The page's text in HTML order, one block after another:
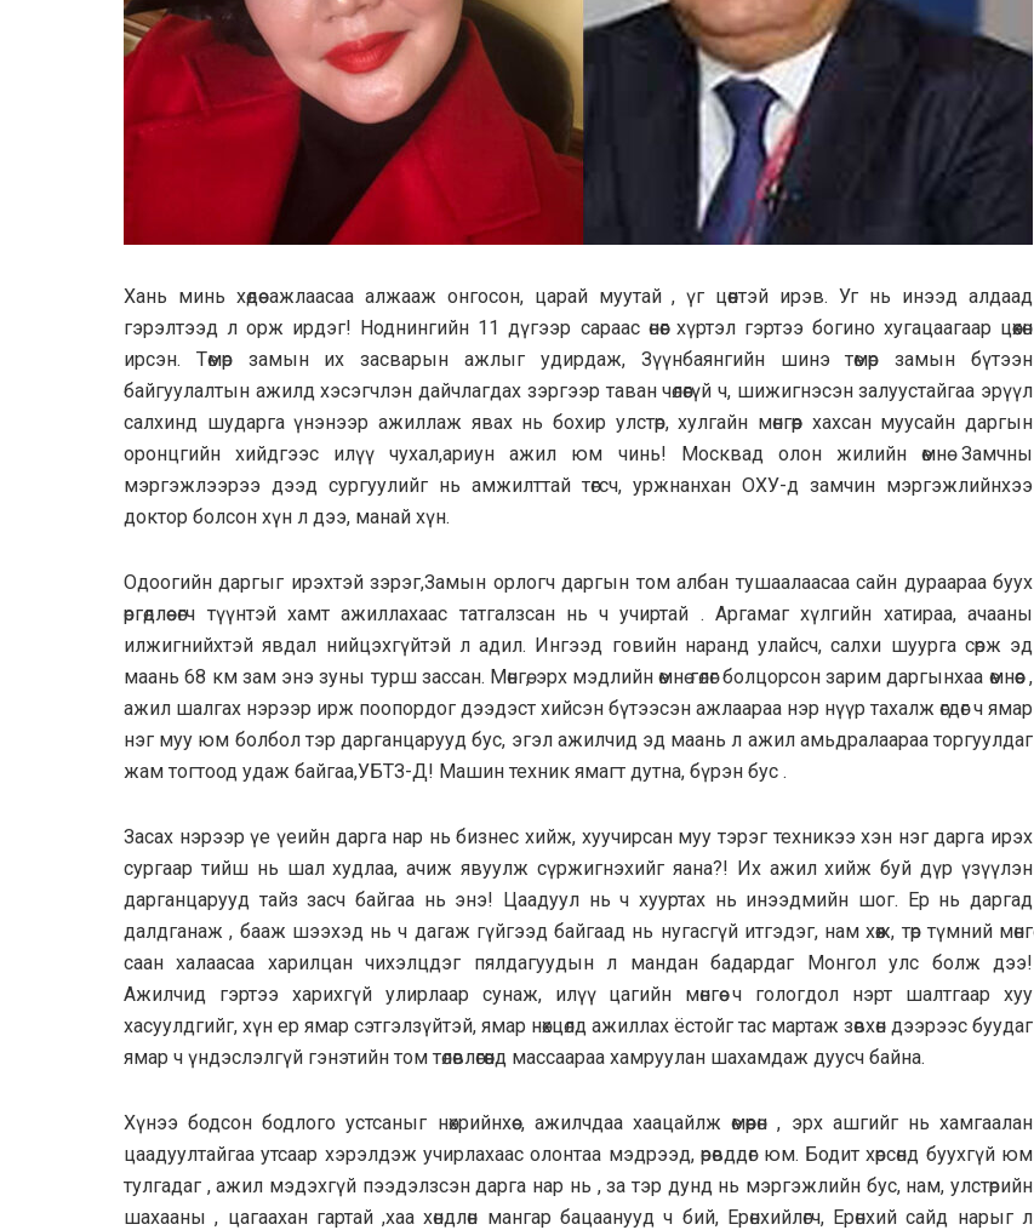
Хань минь хөдөө ажлаасаа алжааж онгосон, царай муутай , үг цөөнтэй ирэв. Уг нь инээд алдаад
гэрэлтээд л орж ирдэг! Ноднингийн 11 дүгээр сараас өнөөг хүртэл гэртээ богино хугацаагаар цөөхөн
ирсэн. Төмөр замын их засварын ажлыг удирдаж, Зүүнбаянгийн шинэ төмөр замын бүтээн
байгуулалтын ажилд хэсэгчлэн дайчлагдах зэргээр таван чөлөөгүй ч, шижигнэсэн залуустайгаа эрүүл
салхинд шударга үнэнээр ажиллаж явах нь бохир улстөр, хулгайн мөнгөөр хахсан муусайн даргын
оронцгийн хийдгээс илүү чухал,ариун ажил юм чинь! Москвад олон жилийн өмнө Замчны
мэргэжлээрээ дээд сургуулийг нь амжилттай төгсч, уржнанхан ОХУ-д замчин мэргэжлийнхээ
доктор болсон хүн л дээ, манай хүн.
Одоогийн даргыг ирэхтэй зэрэг,Замын орлогч даргын том албан тушаалаасаа сайн дураараа буух
өргөдлөө өгч түүнтэй хамт ажиллахаас татгалзсан нь ч учиртай . Аргамаг хүлгийн хатираа, ачааны
илжигнийхтэй явдал нийцэхгүйтэй л адил. Ингээд говийн наранд улайсч, салхи шуурга сөрж эд
маань 68 км зам энэ зуны турш зассан. Мөнгө, эрх мэдлийн өмнө гөлөг болцорсон зарим даргынхаа өмнөөс ,
ажил шалгах нэрээр ирж поопордог дээдэст хийсэн бүтээсэн ажлаараа нэр нүүр тахалж өгдөг ч ямар
нэг муу юм болбол тэр дарганцарууд бус, эгэл ажилчид эд маань л ажил амьдралаараа торгуулдаг
жам тогтоод удаж байгаа,УБТЗ-Д! Машин техник ямагт дутна, бүрэн бус .
Засах нэрээр үе үеийн дарга нар нь бизнес хийж, хуучирсан муу тэрэг техникээ хэн нэг дарга ирэх
сургаар тийш нь шал худлаа, ачиж явуулж сүржигнэхийг яана?! Их ажил хийж буй дүр үзүүлэн
дарганцарууд тайз засч байгаа нь энэ! Цаадуул нь ч хууртах нь инээдмийн шог. Ер нь даргад
далдганаж , бааж шээхэд нь ч дагаж гүйгээд байгаад нь нугасгүй итгэдэг, нам хөөж, төр түмний мөнгө
саан халаасаа харилцан чихэлцдэг пялдагуудын л мандан бадардаг Монгол улс болж дээ!
Ажилчид гэртээ харихгүй улирлаар сунаж, илүү цагийн мөнгөө ч гологдол нэрт шалтгаар хуу
хасуулдгийг, хүн ер ямар сэтгэлзүйтэй, ямар нөхцөлд ажиллах ёстойг тас мартаж зөвхөн дээрээс буудаг
ямар ч үндэслэлгүй гэнэтийн том төлөвлөгөөнд массаараа хамруулан шахамдаж дуусч байна.
Хүнээ бодсон бодлого устсаныг нөхрийнхөө , ажилчдаа хаацайлж өмөөрөн , эрх ашгийг нь хамгаалан
цаадуултайгаа утсаар хэрэлдэж учирлахаас олонтаа мэдрээд, өрөвддөг юм. Бодит хөрсөнд буухгүй юм
тулгадаг , ажил мэдэхгүй пээдэлзсэн дарга нар нь , за тэр дунд нь мэргэжлийн бус, нам, улстөрийн
шахааны , цагаахан гартай ,хаа хөндлөн мангар бацаанууд ч бий, Ерөнхийлөгч, Ерөнхий сайд нарыг л